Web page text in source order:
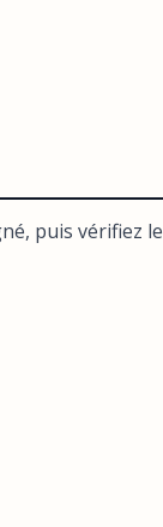
puis vérifiez le